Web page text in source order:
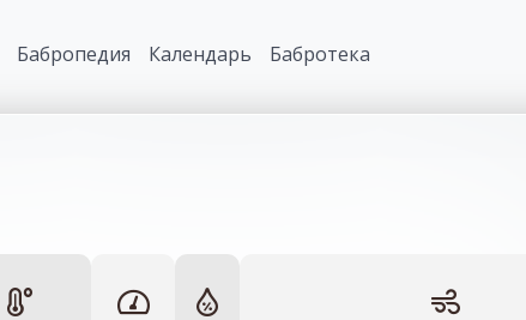
Бабропедия Календарь Бабротека